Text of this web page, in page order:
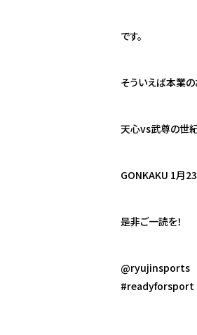
です。
そういえば本業の
天心vs武尊の世
GONKAKU 1月
是非ご一読を！
@ryujinsports
#readyforsport